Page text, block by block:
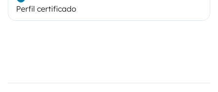
Perfil certificado